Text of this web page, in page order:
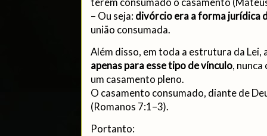
– Ou seja: divórcio era a forma jurídica
união consumada.
Além disso, em toda a estrutura da
apenas para esse tipo de vínculo,
um casamento pleno.
O casamento consumado, diante de
(Romanos 7:1–3).
Portanto: